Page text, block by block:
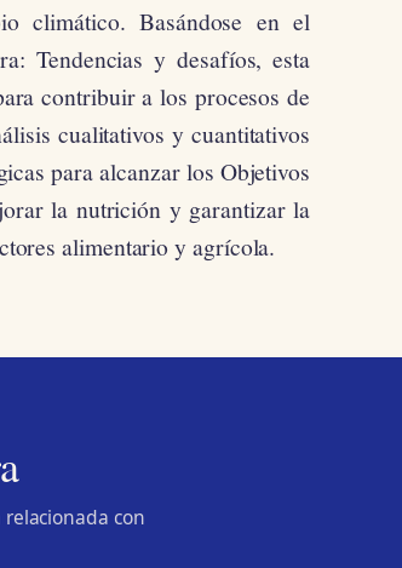
climático. Basándose en el
Tendencias y desafíos, esta
contribuir a los procesos de
cualitativos y cuantitativos
para alcanzar los Objetivos
la nutrición y garantizar la
alimentario y agrícola.
con